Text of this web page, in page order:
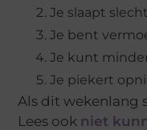
Je slaapt
Je bent
Je kunt
Je piekert
Als dit wekenlang
Lees ook niet